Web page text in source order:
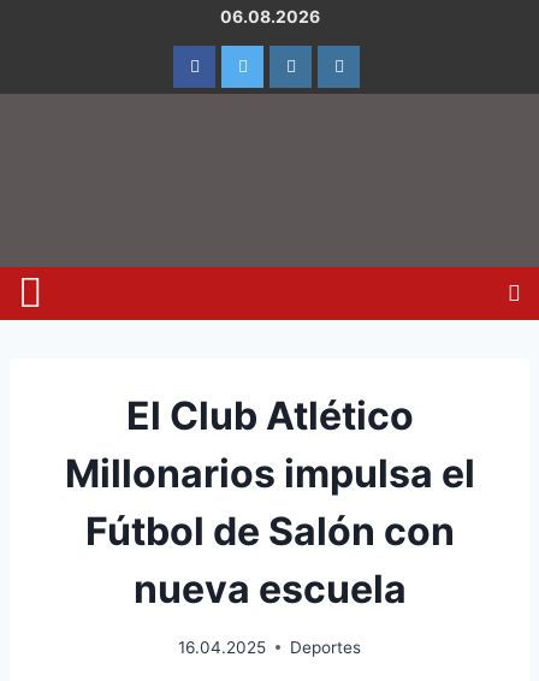
06.08.2026
El Club Atlético
Millonarios impulsa el
Fútbol de Salón con
nueva escuela
16.04.2025 Deportes